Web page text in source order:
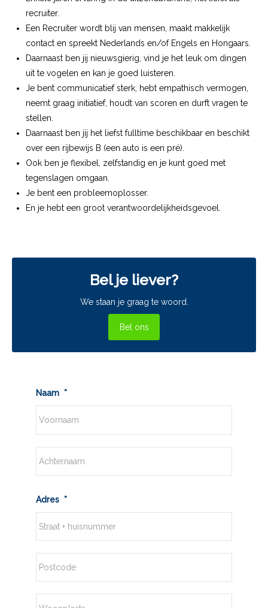
recruiter.
Een Recruiter wordt blij van mensen, maakt makkelijk
contact en spreekt Nederlands en/of Engels en Hongaars.
Daarnaast ben jij nieuwsgierig, vind je het leuk om dingen
uit te vogelen en kan je goed luisteren.
Je bent communicatief sterk, hebt empathisch vermogen,
neemt graag initiatief, houdt van scoren en durft vragen te
stellen.
Daarnaast ben jij het liefst fulltime beschikbaar en beschikt
over een rijbewijs B (een auto is een pré).
Ook ben je flexibel, zelfstandig en je kunt goed met
tegenslagen omgaan.
Je bent een probleemoplosser.
En je hebt een groot verantwoordelijkheidsgevoel.
Bel je liever?
We staan je graag te woord.
Bel ons
Naam *
Voornaam
Adres *
Straat
huisnummer
Postcode